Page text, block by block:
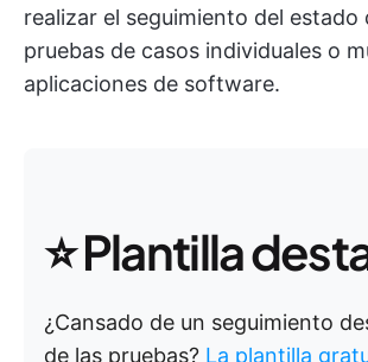
realizar el seguimiento del estado
pruebas de casos individuales o
aplicaciones de software.
⭐ Plantilla
¿Cansado de un seguimiento
de las pruebas? La plantilla